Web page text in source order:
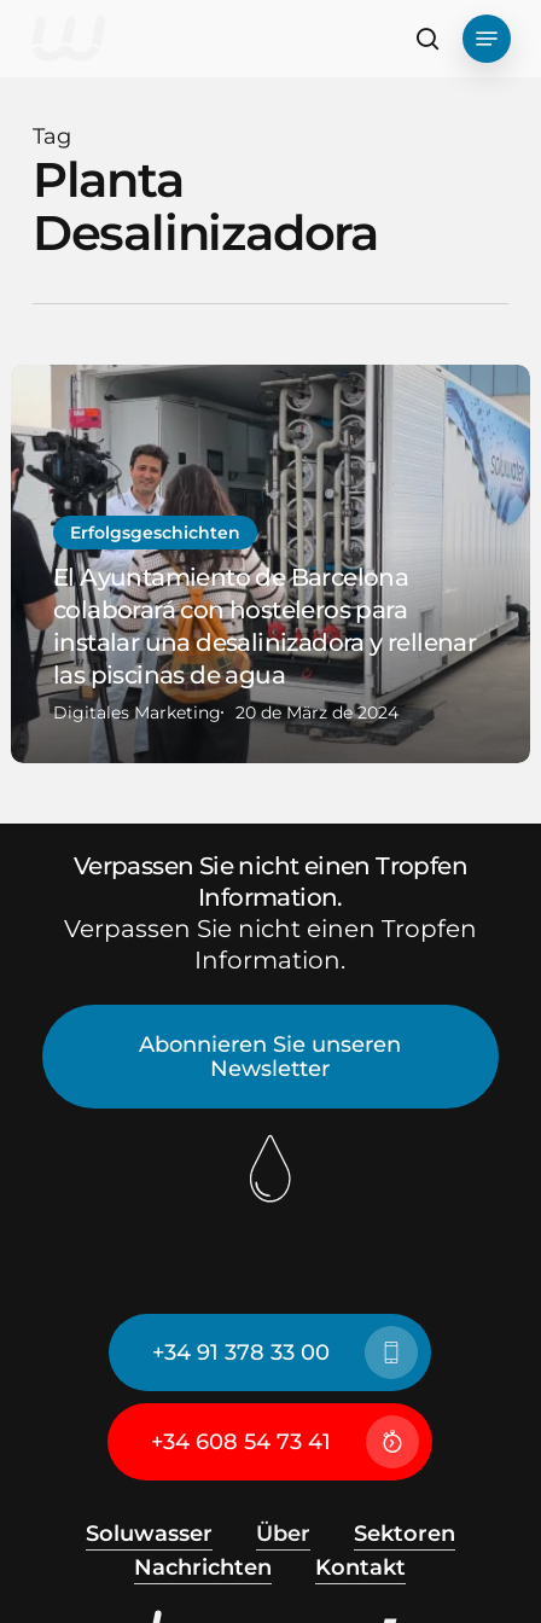
Suche
Menü
Tag
Planta
Desalinizadora
Erfolgsgeschichten
El Ayuntamiento de Barcelona
colaborará con hosteleros para
instalar una desalinizadora y rellenar
las piscinas de agua
Digitales Marketing 20 de März de 2024
Verpassen Sie nicht einen Tropfen
Information.
Verpassen Sie nicht einen Tropfen
Information.
Abonnieren Sie unseren
Newsletter
+34 91 378 33 00
+34 608 54 73 41
Soluwasser Über
Sektoren
Nachrichten
Kontakt